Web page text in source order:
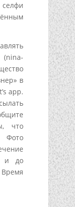
в
app.
что
и до